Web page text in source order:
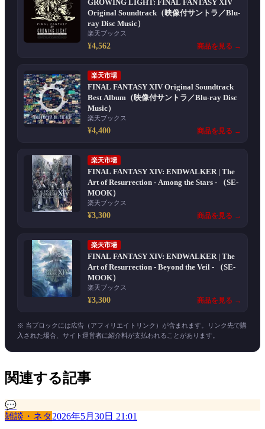
GROWING LIGHT: FINAL FANTASY XIV
Original Soundtrack（映像付サントラ／Blu-
ray Disc Music）
楽天ブックス
¥4,562 商品を見る →
楽天市場
FINAL FANTASY XIV Original Soundtrack
Best Album（映像付サントラ／Blu-ray Disc
Music）
楽天ブックス
¥4,400 商品を見る →
楽天市場
FINAL FANTASY XIV: ENDWALKER | The
Art of Resurrection - Among the Stars - （SE-
MOOK）
楽天ブックス
¥3,300 商品を見る →
楽天市場
FINAL FANTASY XIV: ENDWALKER | The
Art of Resurrection - Beyond the Veil - （SE-
MOOK）
楽天ブックス
¥3,300 商品を見る →
※ 当ブロックには広告（アフィリエイトリンク）が含まれます。リンク先で購
入された場合、サイト運営者に紹介料が支払われることがあります。
関連する記事
💬
雑談・ネタ2026年5月30日 21:01